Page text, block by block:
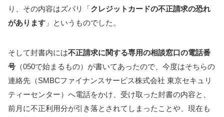
り、その内容はズバリ「クレジットカードの不正請求の恐れ
があります 」というものでした。
そして封書内には不正請求に関する専用の相談窓口の電話番
号 （050で始まるもの）が書いてあったので、今度はそちらの
連絡先（SMBCファイナンスサービス株式会社 東京セキュリ
ティーセンター）へ電話をかけ、受け取った封書の内容と、
前月に不正利用分が引き落とされてしまったことや、現在も